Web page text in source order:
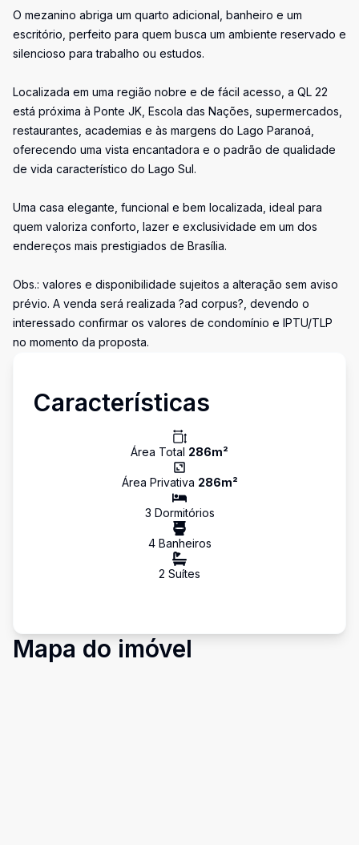
O mezanino abriga um quarto adicional, banheiro e um
escritório, perfeito para quem busca um ambiente reservado e
silencioso para trabalho ou estudos.
Localizada em uma região nobre e de fácil acesso, a QL 22
está próxima à Ponte JK, Escola das Nações, supermercados,
restaurantes, academias e às margens do Lago Paranoá,
oferecendo uma vista encantadora e o padrão de qualidade
de vida característico do Lago Sul.
Uma casa elegante, funcional e bem localizada, ideal para
quem valoriza conforto, lazer e exclusividade em um dos
endereços mais prestigiados de Brasília.
Obs.: valores e disponibilidade sujeitos a alteração sem aviso
prévio. A venda será realizada ?ad corpus?, devendo o
interessado confirmar os valores de condomínio e IPTU/TLP
no momento da proposta.
Características
Área Total 286m²
Área Privativa 286m²
3 Dormitórios
4Banheiros
2 Suítes
Mapa do imóvel